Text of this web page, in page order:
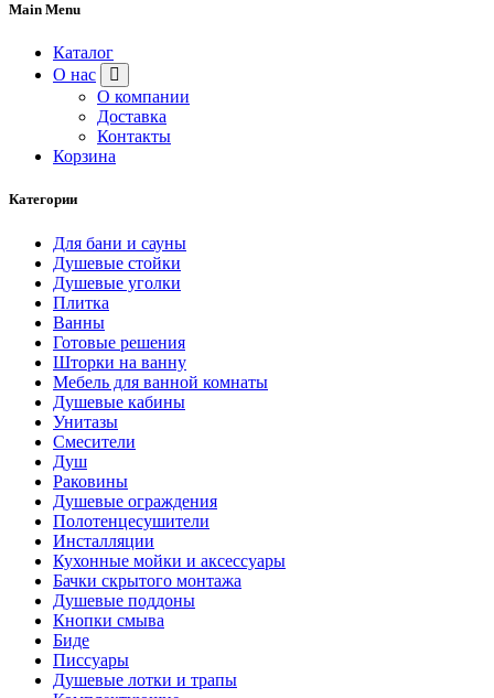
Main Menu
Каталог
О нас
О компании
Доставка
Контакты
Корзина
Категории
Для бани и сауны
Душевые стойки
Душевые уголки
Плитка
Ванны
Готовые решения
Шторки на ванну
Мебель для ванной комнаты
Душевые кабины
Унитазы
Смесители
Душ
Раковины
Душевые ограждения
Полотенцесушители
Инсталляции
Кухонные мойки и аксессуары
Бачки скрытого монтажа
Душевые поддоны
Кнопки смыва
Биде
Писсуары
Душевые лотки и трапы